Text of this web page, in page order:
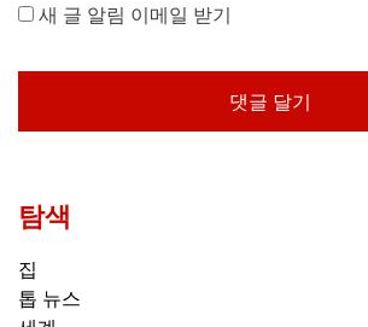
새 글 알림 이메일 받기
탐색
집
톱 뉴스